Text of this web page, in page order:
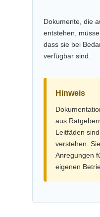
Dokumente, die
entstehen,
dass sie bei
verfügbar sind.
Hinweis
aus
Leitfäden
verstehen.
Anregungen
eigenen